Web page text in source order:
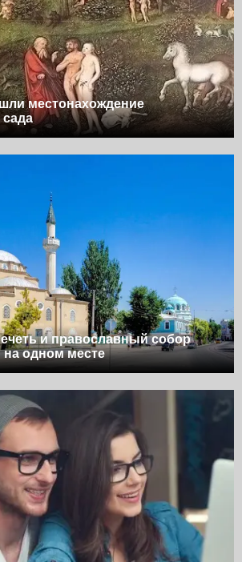
местонахождение
сада
и православный собор
на одном месте